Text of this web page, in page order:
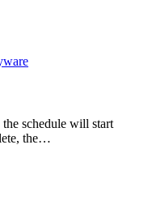
schedule will start
the…